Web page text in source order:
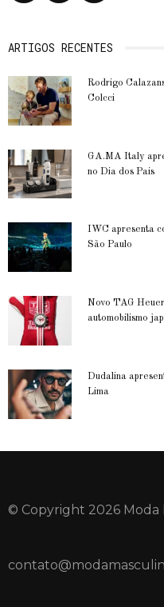
ARTIGOS RECENTES
Rodrigo
Colcci
GA.MA Italy
no Dia dos Pais
IWC apresenta
São Paulo
Novo TAG
automobilismo
Dudalina
Lima
© Copyright 2026 Moda